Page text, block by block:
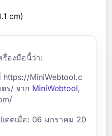
cm)
รื่องมือนี้ว่า:
https://MiniWebtool.c
ร/ จาก MiniWebtool,
ดตเมื่อ: 06 มกราคม 20